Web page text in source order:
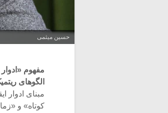
حسین میثمی
مفهوم
الگوهای
مبنای ادوار
کوتاه» و